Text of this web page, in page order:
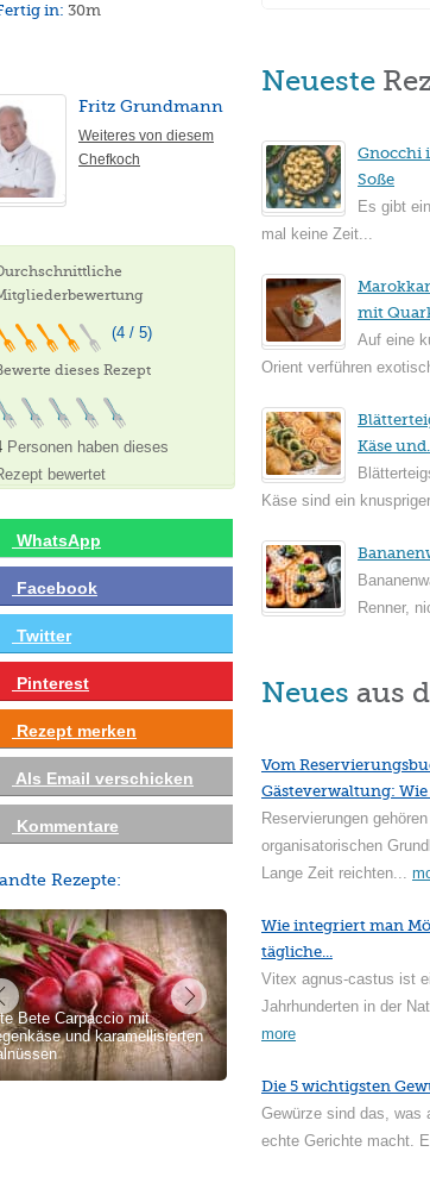
in: 30m
Fritz Grundmann
Weiteres von diesem
Chefkoch
(4 / 5)
dieses Rezept
Personen haben dieses
bewertet
WhatsApp
Facebook
Twitter
Pinterest
Rezept merken
Als Email verschicken
Kommentare
Rezepte:
Bete Carpaccio mit
und karamellisierten
Neueste
Gnocchi
Soße
Es gibt
mal keine Zeit...
mit
Auf eine
Orient verführen
Käse
Käse sind ein
Renner,
Neues aus
Vom
Gästeverwaltung:
Reservierungen
organisatorischen
Lange Zeit reichten...
Wie integriert man
tägliche...
Vitex agnus-castus ist
Jahrhunderten in der
more
Die 5 wichtigsten
Gewürze sind das, was
echte Gerichte macht.